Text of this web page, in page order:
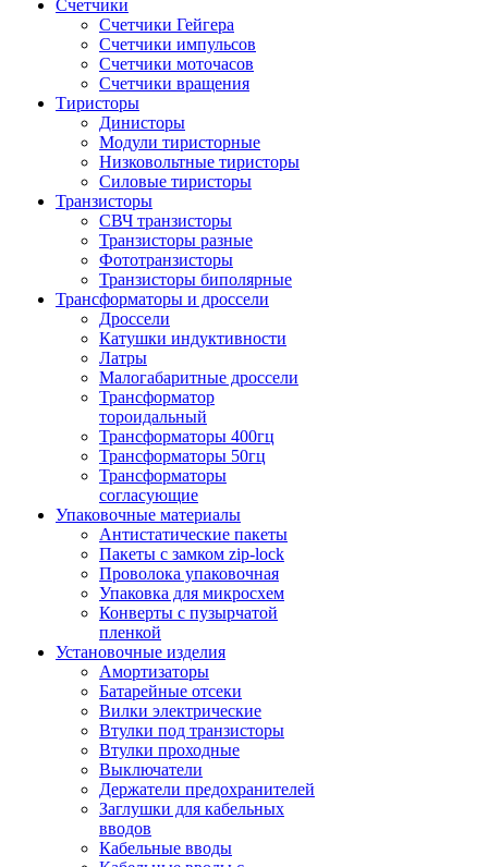
Счетчики
Счетчики Гейгера
Счетчики импульсов
Счетчики моточасов
Счетчики вращения
Тиристоры
Динисторы
Модули тиристорные
Низковольтные тиристоры
Силовые тиристоры
Транзисторы
СВЧ транзисторы
Транзисторы разные
Фототранзисторы
Транзисторы биполярные
Трансформаторы и дроссели
Дроссели
Катушки индуктивности
Латры
Малогабаритные дроссели
Трансформатор
тороидальный
Трансформаторы 400гц
Трансформаторы 50гц
Трансформаторы
согласующие
Упаковочные материалы
Антистатические пакеты
Пакеты с замком zip-lock
Проволока упаковочная
Упаковка для микросхем
Конверты с пузырчатой
пленкой
Установочные изделия
Амортизаторы
Батарейные отсеки
Вилки электрические
Втулки под транзисторы
Втулки проходные
Выключатели
Держатели предохранителей
Заглушки для кабельных
вводов
Кабельные вводы